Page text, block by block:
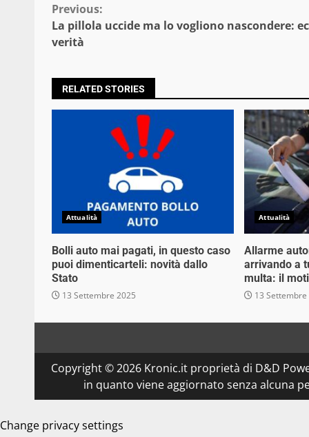
Continue
Reading
Previous:
La pillola uccide ma lo vogliono nascondere:
verità
RELATED STORIES
Attualità
Bolli auto mai pagati, in questo caso
puoi dimenticarteli: novità dallo
Stato
13 Settembre 2025
Attualità
Allarme
arrivando a
multa: il
13
Copyright © 2026 Kronic.it proprietà di D&D
in quanto viene aggiornato senza alcuna
Change privacy settings